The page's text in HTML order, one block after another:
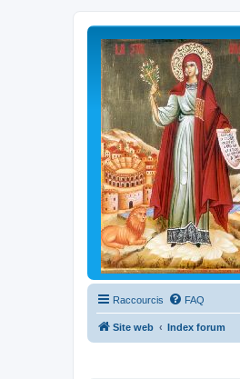
Raccourcis FAQ
Site web Index forum